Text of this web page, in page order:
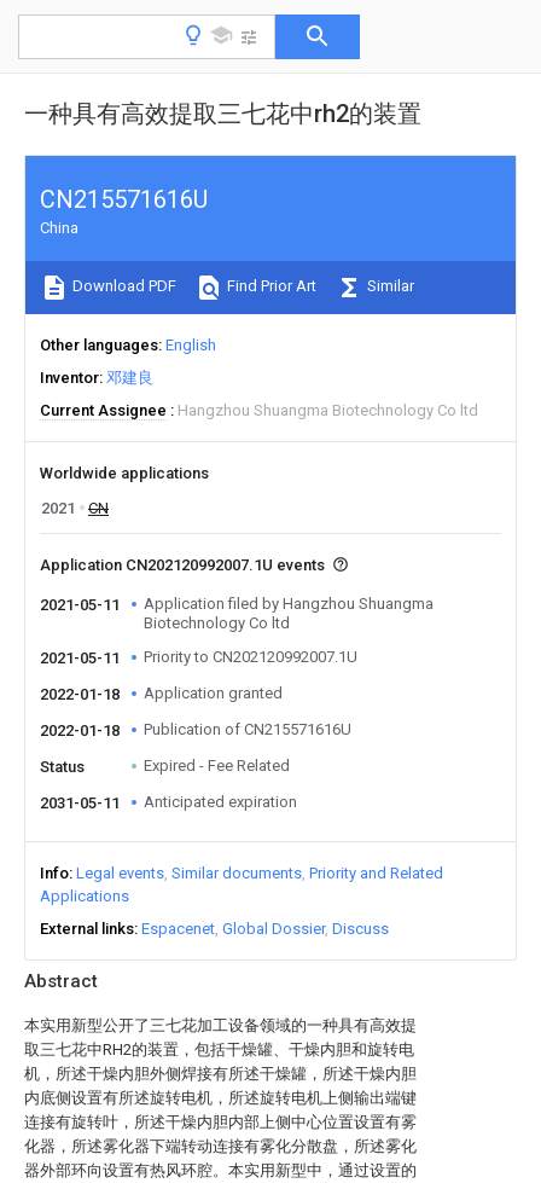
一种具有高效提取三七花中rh2的装置
Abstract
本实用新型公开了三七花加工设备领域的一种具有高效提
取三七花中RH2的装置，包括干燥罐、干燥内胆和旋转电
机，所述干燥内胆外侧焊接有所述干燥罐，所述干燥内胆
内底侧设置有所述旋转电机，所述旋转电机上侧输出端键
连接有旋转叶，所述干燥内胆内部上侧中心位置设置有雾
化器，所述雾化器下端转动连接有雾化分散盘，所述雾化
器外部环向设置有热风环腔。本实用新型中，通过设置的
CN215571616U
China
Download PDF Find Prior Art Similar
Other languages English
Inventor 邓建良
Current Assignee
Hangzhou Shuangma Biotechnology Co ltd
Worldwide applications
2021
CN
Application CN202120992007.1U events
2021-05-11
Application filed by Hangzhou Shuangma
Biotechnology Co ltd
2021-05-11
Priority to CN202120992007.1U
2022-01-18 Application granted
2022-01-18 Publication of CN215571616U
Status Expired - Fee Related
2031-05-11 Anticipated expiration
Info Legal events Similar documents Priority and Related
Applications
External links Espacenet Global Dossier Discuss